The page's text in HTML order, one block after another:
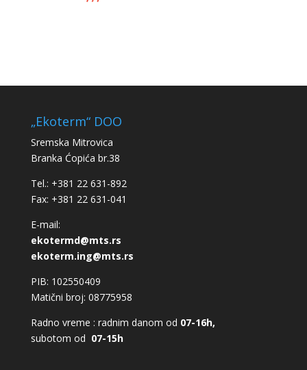
„Ekoterm“ DOO
Sremska Mitrovica
Branka Ćopića br.38
Tel.: +381 22 631-892
Fax: +381 22 631-041
E-mail:
ekotermd@mts.rs
ekoterm.ing@mts.rs
PIB: 102550409
Matični broj: 08775958
Radno vreme : radnim danom od 07-16h,
subotom od 07-15h